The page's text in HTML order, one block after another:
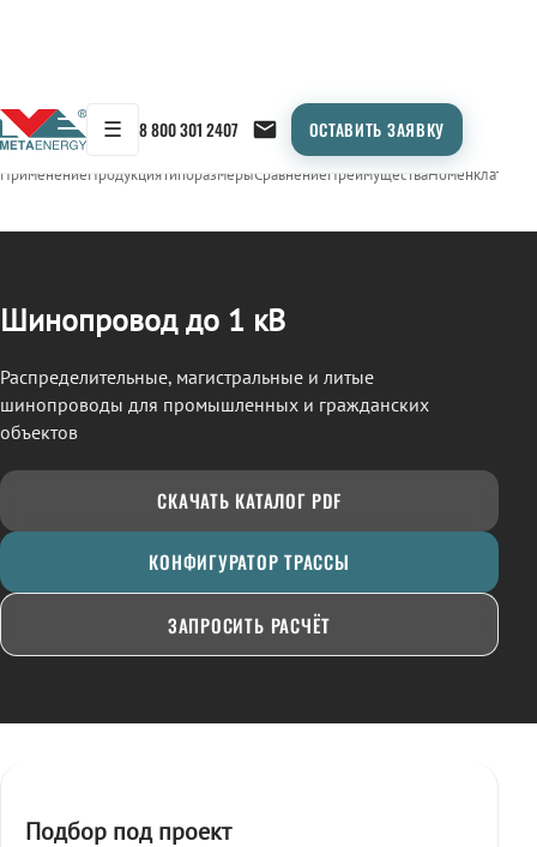
☰ 8 800 301 2407 ОСТАВИТЬ ЗАЯВКУ
← Продукция/ШИНОПРОВОД
ПрименениеПродукцияТипоразмерыСравнениеПреимуществаНоменклатура
Шинопровод до 1 кВ
Распределительные, магистральные и литые
шинопроводы для промышленных и гражданских
объектов
СКАЧАТЬ КАТАЛОГ PDF
КОНФИГУРАТОР ТРАССЫ
ЗАПРОСИТЬ РАСЧЁТ
Подбор под проект